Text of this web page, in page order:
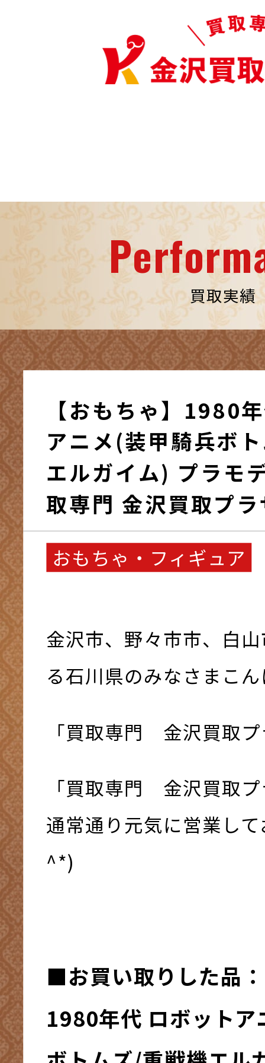
買取実績
【おもちゃ】1980
アニメ(装甲騎兵ボ
エルガイム) プラモ
取専門 金沢買取プ
おもちゃ・フィギュア
金沢市、野々市市、白
る石川県のみなさまこ
「買取専門 金沢買取
「買取専門 金沢買取
通常通り元気に営業し
^*)
■お買い取りした品
1980年代 ロボット